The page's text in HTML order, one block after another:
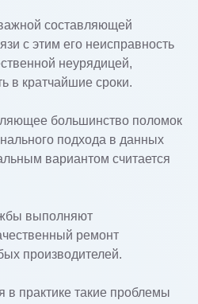
составляющей
с этим его неисправность
неурядицей,
в кратчайшие сроки.
большинство поломок
подхода в данных
вариантом считается
выполняют
ремонт
производителей.
в практике такие проблемы